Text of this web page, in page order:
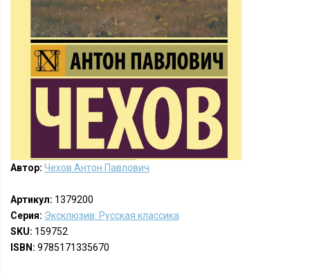
Автор: Чехов Антон Павлович
Артикул: 1379200
Серия: Эксклюзив: Русская классика
SKU: 159752
ISBN: 9785171335670